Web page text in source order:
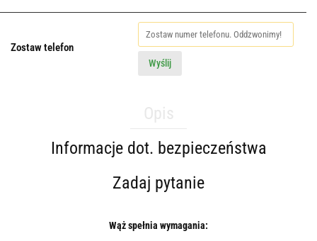
Zostaw telefon
Wyślij
Informacje dot. bezpieczeństwa
Zadaj pytanie
Wąż spełnia wymagania: